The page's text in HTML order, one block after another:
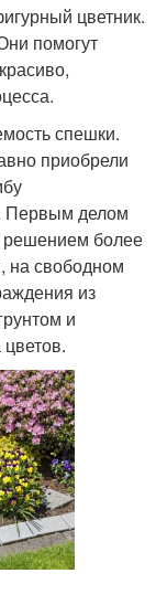
цветник.
помогут
спешки.
приобрели
Первым делом
решением более
на свободном
из
и